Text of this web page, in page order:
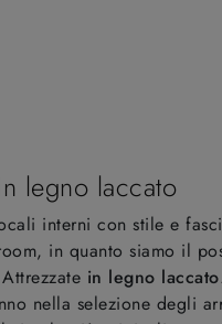
legno laccato
interni con stile e
in quanto siamo il
in legno laccato
nella selezione degli